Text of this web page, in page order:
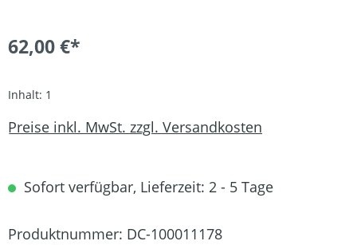
62,00 €*
Inhalt: 1
Preise inkl. MwSt. zzgl. Versandkosten
Sofort verfügbar, Lieferzeit: 2 - 5 Tage
Produktnummer: DC-100011178